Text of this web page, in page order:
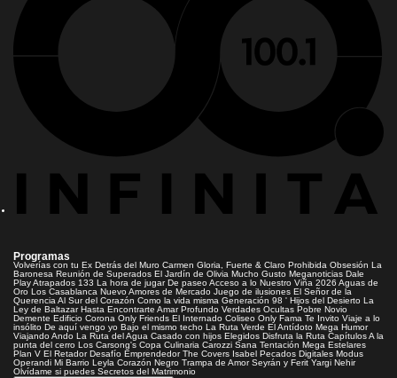
Programas
Volverías con tu Ex Detrás del Muro Carmen Gloria, Fuerte & Claro Prohibida Obsesión La
Baronesa Reunión de Superados El Jardín de Olivia Mucho Gusto Meganoticias Dale
PlayAtrapados 133 La hora de jugar De paseoAcceso a lo Nuestro Viña 2026 Aguas de
Oro Los Casablanca Nuevo Amores de Mercado Juego de ilusiones El Señor de la
Querencia Al Sur del Corazón Como la vida misma Generación 98 ' Hijos del Desierto La
Ley de Baltazar Hasta Encontrarte Amar Profundo Verdades Ocultas Pobre Novio
Demente Edificio Corona Only Friends El Internado Coliseo Only Fama Te Invito Viaje a lo
insólito De aquí vengo yo Bajo el mismo techo La Ruta Verde El Antídoto Mega Humor
Viajando Ando La Ruta del Agua Casado con hijos Elegidos Disfruta la Ruta CapítulosA la
punta del cerro Los Carsong's Copa Culinaria Carozzi Sana Tentación Mega Estelares
Plan V El Retador Desafío Emprendedor The Covers Isabel Pecados Digitales Modus
Operandi Mi Barrio Leyla Corazón Negro Trampa de Amor Seyrán y Ferit Yargi Nehir
Olvídame si puedes Secretos del Matrimonio